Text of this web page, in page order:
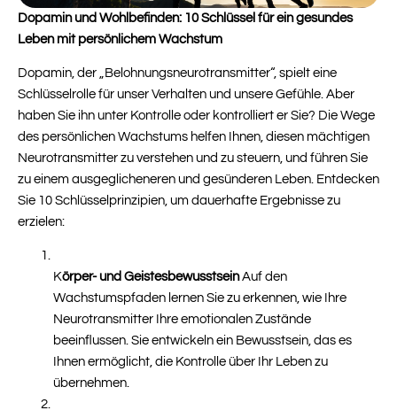
Dopamin und Wohlbefinden: 10 Schlüssel für ein gesundes
Leben mit persönlichem Wachstum
Dopamin, der „Belohnungsneurotransmitter“, spielt eine
Schlüsselrolle für unser Verhalten und unsere Gefühle. Aber
haben Sie ihn unter Kontrolle oder kontrolliert er Sie? Die Wege
des persönlichen Wachstums helfen Ihnen, diesen mächtigen
Neurotransmitter zu verstehen und zu steuern, und führen Sie
zu einem ausgeglicheneren und gesünderen Leben. Entdecken
Sie 10 Schlüsselprinzipien, um dauerhafte Ergebnisse zu
erzielen:
Körper- und GeistesbewusstseinAuf den
Wachstumspfaden lernen Sie zu erkennen, wie Ihre
Neurotransmitter Ihre emotionalen Zustände
beeinflussen. Sie entwickeln ein Bewusstsein, das es
Ihnen ermöglicht, die Kontrolle über Ihr Leben zu
übernehmen.